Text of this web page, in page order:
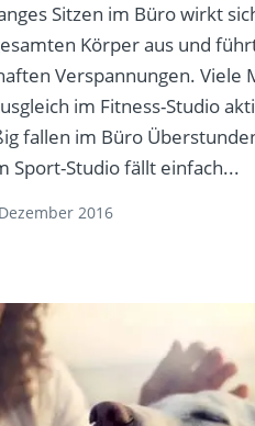
Sitzen im Büro wirkt
Körper aus und
Verspannungen. Viele
im Fitness-Studio
fallen im Büro
Sport-Studio fällt einfach...
2016